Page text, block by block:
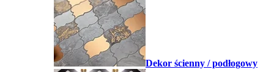
Dekor ścienny / podłogowy